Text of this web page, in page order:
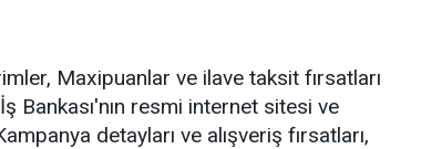
Maxipuanlar ve ilave taksit fırsatları
Bankası'nın resmi internet sitesi ve
detayları ve alışveriş fırsatları,